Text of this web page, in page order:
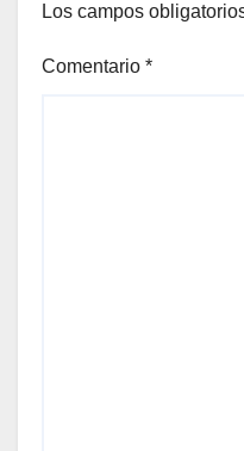
Los campos
Comentario *